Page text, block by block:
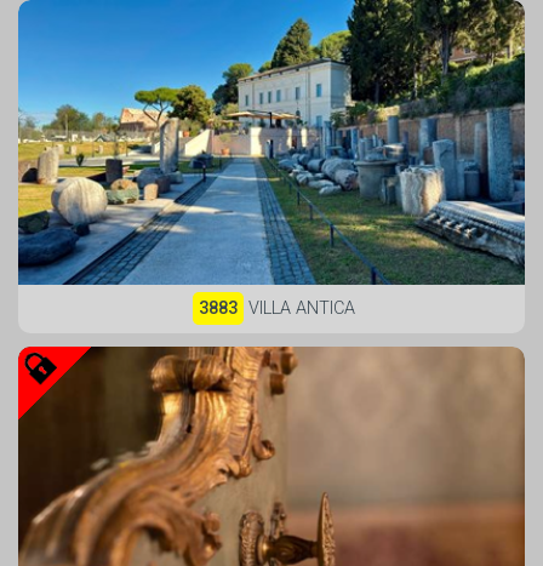
3883 VILLA ANTICA